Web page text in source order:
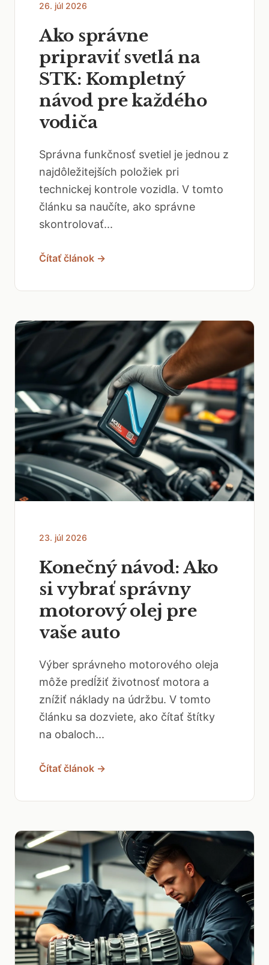
26. júl 2026
Ako správne
pripraviť svetlá na
STK: Kompletný
návod pre každého
vodiča
Správna funkčnosť svetiel je jednou z
najdôležitejších položiek pri
technickej kontrole vozidla. V tomto
článku sa naučíte, ako správne
skontrolovať...
Čítať článok →
23. júl 2026
Konečný návod: Ako
si vybrať správny
motorový olej pre
vaše auto
Výber správneho motorového oleja
môže predĺžiť životnosť motora a
znížiť náklady na údržbu. V tomto
článku sa dozviete, ako čítať štítky
na obaloch...
Čítať článok →